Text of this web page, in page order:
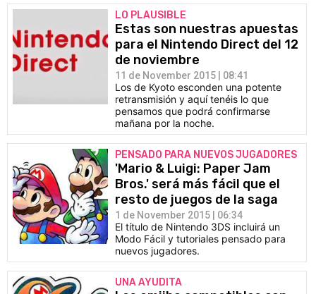
LO PLAUSIBLE
Estas son nuestras apuestas
para el Nintendo Direct del 12
de noviembre
11 de November 2015 | 08:41
Los de Kyoto esconden una potente
retransmisión y aquí tenéis lo que
pensamos que podrá confirmarse
mañana por la noche.
PENSADO PARA NUEVOS JUGADORES
'Mario & Luigi: Paper Jam
Bros.' será más fácil que el
resto de juegos de la saga
1 de November 2015 | 06:34
El título de Nintendo 3DS incluirá un
Modo Fácil y tutoriales pensado para
nuevos jugadores.
UNA AYUDITA